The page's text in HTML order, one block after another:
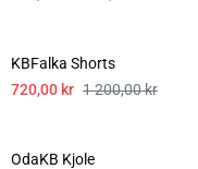
KBFalka Shorts
720,00 kr 1 200,00 kr
OdaKB Kjole